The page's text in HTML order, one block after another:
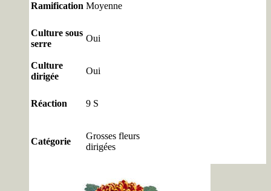
Ramification Moyenne
Culture sous
serre
Oui
Culture
dirigée
Oui
Réaction 9 S
Catégorie
Grosses fleurs
dirigées